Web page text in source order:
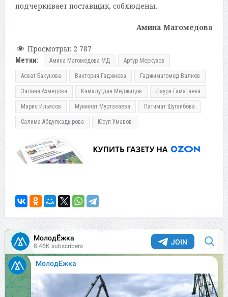
подчеркивает поставщик, соблюдены.
Амина Магомедова
Просмотры: 2 787
Метки: Амина Магомедова МД Артур Меркухов
Асват Бакунова Виктория Гаджиева Гаджимагомед Валиев
Залина Ахмедова Камалутдин Меджидов Лаура Гаматаева
Марис Ильясов Муминат Муртазаева Патимат Шугаибова
Салима Абдулкадырова Юсуп Умавов